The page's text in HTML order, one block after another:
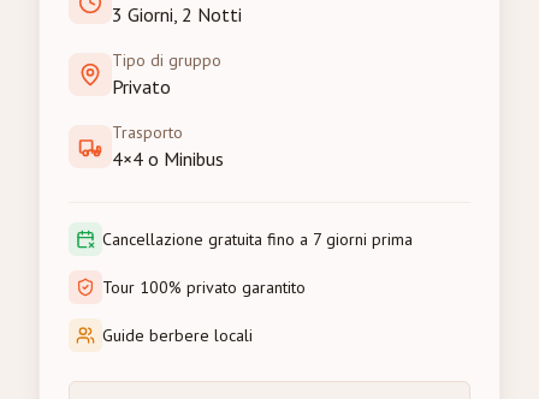
3 Giorni, 2 Notti
Tipo di gruppo
Privato
Trasporto
4×4 o Minibus
Cancellazione gratuita fino a 7 giorni prima
Tour 100% privato garantito
Guide berbere locali